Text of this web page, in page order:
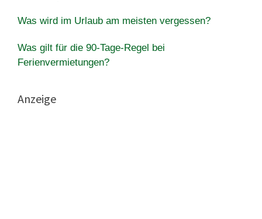
Was wird im Urlaub am meisten vergessen?
Was gilt für die 90-Tage-Regel bei
Ferienvermietungen?
Anzeige